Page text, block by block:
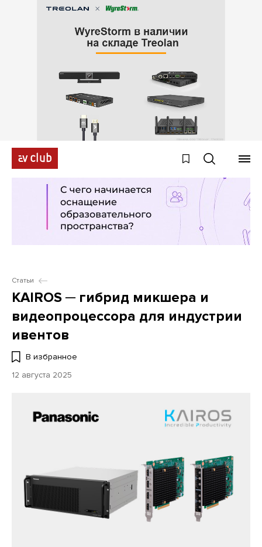
Статьи
KAIROS ─ гибрид микшера и
видеопроцессора для индустрии
ивентов
В избранное
12 августа 2025